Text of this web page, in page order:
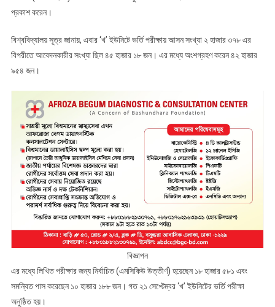
প্রকাশ করেন।
বিশ্ববিদ্যালয় সূত্র জানায়, এবার ‘খ’ ইউনিটে ভর্তি পরীক্ষায় আসন সংখ্যা ২ হাজার ৩৭৮ এর
বিপরীতে আবেদনকারীর সংখ্যা ছিল ৪৫ হাজার ১৮ জন। এর মধ্যে অংশগ্রহণ করেন ৪২ হাজার
৯৫৪ জন।
বিজ্ঞাপন
এর মধ্যে লিখিত পরীক্ষার জন্য নির্বাচিত (এমসিকিউ উত্তীর্ণ) হয়েছেন ১৮ হাজার ৫৮১ এবং
সমন্বিত পাস করেছেন ১০ হাজার ১৮৮ জন। গত ২১ সেপ্টেম্বর ‘খ’ ইউনিটের ভর্তি পরীক্ষা
অনুষ্ঠিত হয়।